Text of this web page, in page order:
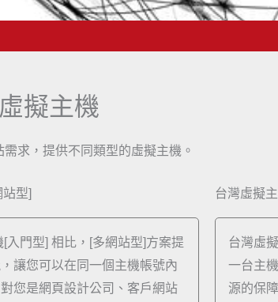
虛擬主機
求，提供不同類型的虛擬主機。
型]
入門型] 相比，[多網站型]方案提
讓您可以在同一個主機帳號內
您是網頁設計公司、客戶網站
台灣虛擬
台灣虛
一台主
源的保